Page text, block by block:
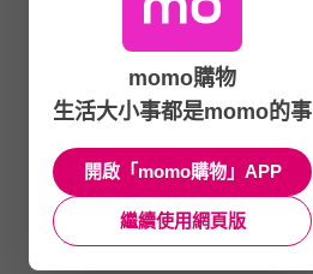
momo購物
生活大小事都是momo的事
開啟「momo購物」APP
繼續使用網頁版